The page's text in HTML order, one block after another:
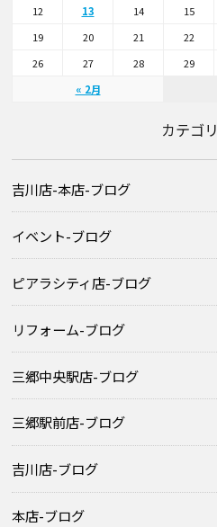
« 2月
12 13 14 15
19
20 21 22
26
27 28 29
カテゴリ
吉川店-本店-ブログ
イベント-ブログ
ピアラシティ店-ブログ
リフォーム-ブログ
三郷中央駅店-ブログ
三郷駅前店-ブログ
吉川店-ブログ
本店-ブログ